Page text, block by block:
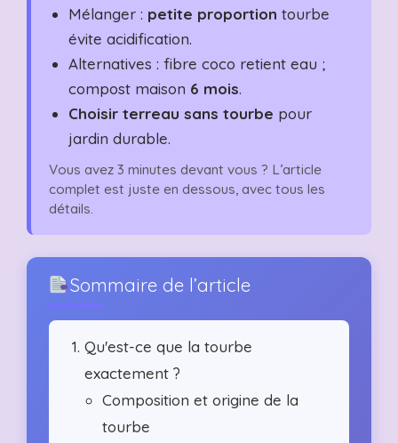
Mélanger : petite proportion tourbe
évite acidification.
Alternatives : fibre coco retient eau ;
compost maison 6 mois.
Choisir terreau sans tourbe pour
jardin durable.
Vous avez 3 minutes devant vous ? L’article
complet est juste en dessous, avec tous les
détails.
Sommaire de l’article
Qu'est-ce que la tourbe
exactement ?
Composition et origine de la
tourbe